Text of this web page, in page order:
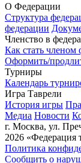
О Федерации
Структура
федерации
Членство в
Как стать членом
Оформить/
Турниры
Календарь
Игра Таврели
История игры
Медиа Новости
г. Москва, ул.
2026 «Федерация
Политика
Сообщить о